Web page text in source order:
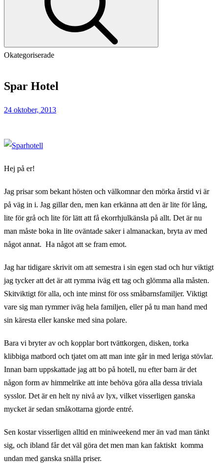
Hotel
Okategoriserade
Spar Hotel
24 oktober, 2013
Hej på er!
Jag prisar som bekant hösten och välkomnar den mörka årstid vi är
på väg in i. Jag gillar den, men kan erkänna att den är lite för lång,
lite för grå och lite för lätt att få ekorrhjulkänsla på allt. Det är nu
man måste boka in lite oväntade saker i almanackan, bryta av med
något annat. Ha något att se fram emot.
Jag har tidigare skrivit om att semestra i sin egen stad och hur viktigt
jag tycker att det är att rymma iväg ett tag och glömma alla måsten.
Skitviktigt för alla, och inte minst för oss småbarnsfamiljer. Viktigt
vare sig man rymmer iväg hela familjen, eller på tu man hand med
sin käresta eller kanske med sina polare.
Bara vi bryter av och kopplar bort tvättkorgen, disken, torka
klibbiga matbord och tjatet om att man inte går in med leriga stövlar.
Innan barn uppskattade jag att bo på hotell, nu efter barn är det
någon form av himmelrike att inte behöva göra alla dessa triviala
sysslor. Det är en helt ny nivå av lyx, vilket visserligen ganska
mycket är sedan småkottarna gjorde entré.
Sen kostar visserligen alltid en miniweekend mer än vad man tänkt
sig, och ibland får det väl göra det men man kan faktiskt komma
undan med ganska snälla priser.